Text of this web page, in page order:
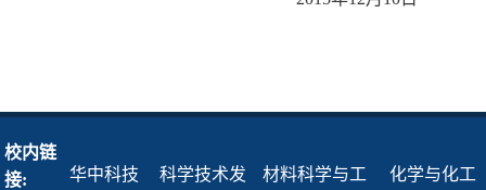
校内链
接:
华中科技
科学技术发
材料科学与工
化学与化工